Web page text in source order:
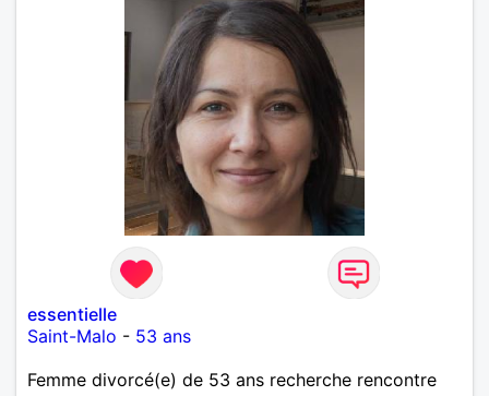
essentielle
Saint-Malo - 53 ans
Femme divorcé(e) de 53 ans recherche rencontre